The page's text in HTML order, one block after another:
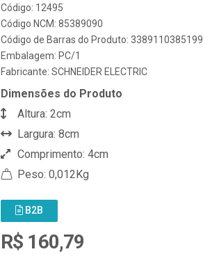
Código: 12495
Código NCM: 85389090
Código de Barras do Produto: 3389110385199
Embalagem: PC/1
Fabricante: SCHNEIDER ELECTRIC
Dimensões do Produto
Altura: 2cm
Largura: 8cm
Comprimento: 4cm
Peso: 0,012Kg
B2B
R$ 160,79